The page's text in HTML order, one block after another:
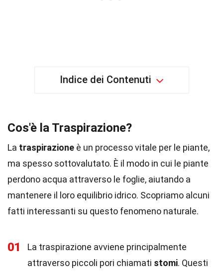
Indice dei Contenuti
Cos'è la Traspirazione?
La traspirazione è un processo vitale per le piante,
ma spesso sottovalutato. È il modo in cui le piante
perdono acqua attraverso le foglie, aiutando a
mantenere il loro equilibrio idrico. Scopriamo alcuni
fatti interessanti su questo fenomeno naturale.
01
La traspirazione avviene principalmente
attraverso piccoli pori chiamati stomi. Questi